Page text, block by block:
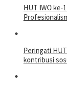
HUT IWO ke-
Peringati
kontribusi